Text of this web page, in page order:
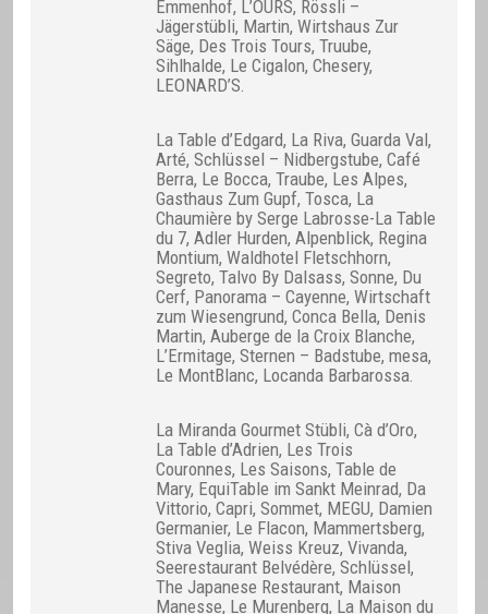
Emmenhof, L’OURS, Rössli –
Jägerstübli, Martin, Wirtshaus Zur
Säge, Des Trois Tours, Truube,
Sihlhalde, Le Cigalon, Chesery,
LEONARD’S.
La Table d’Edgard, La Riva, Guarda Val,
Arté, Schlüssel – Nidbergstube, Café
Berra, Le Bocca, Traube, Les Alpes,
Gasthaus Zum Gupf, Tosca, La
Chaumière by Serge Labrosse-La Table
du 7, Adler Hurden, Alpenblick, Regina
Montium, Waldhotel Fletschhorn,
Segreto, Talvo By Dalsass, Sonne, Du
Cerf, Panorama – Cayenne, Wirtschaft
zum Wiesengrund, Conca Bella, Denis
Martin, Auberge de la Croix Blanche,
L’Ermitage, Sternen – Badstube, mesa,
Le MontBlanc, Locanda Barbarossa.
La Miranda Gourmet Stübli, Cà d’Oro,
La Table d’Adrien, Les Trois
Couronnes, Les Saisons, Table de
Mary, EquiTable im Sankt Meinrad, Da
Vittorio, Capri, Sommet, MEGU, Damien
Germanier, Le Flacon, Mammertsberg,
Stiva Veglia, Weiss Kreuz, Vivanda,
Seerestaurant Belvédère, Schlüssel,
The Japanese Restaurant, Maison
Manesse, Le Murenberg, La Maison du